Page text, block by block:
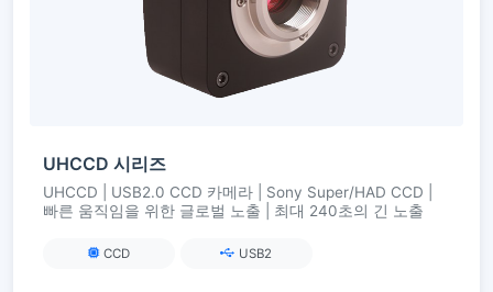
UHCCD 시리즈
UHCCD | USB2.0 CCD 카메라 | Sony Super/HAD CCD |
빠른 움직임을 위한 글로벌 노출 | 최대 240초의 긴 노출
CCD USB2